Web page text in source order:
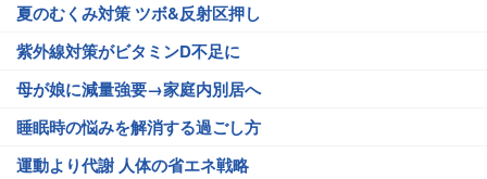
夏のむくみ対策 ツボ&反射区押し
紫外線対策がビタミンD不足に
母が娘に減量強要→家庭内別居へ
睡眠時の悩みを解消する過ごし方
運動より代謝 人体の省エネ戦略